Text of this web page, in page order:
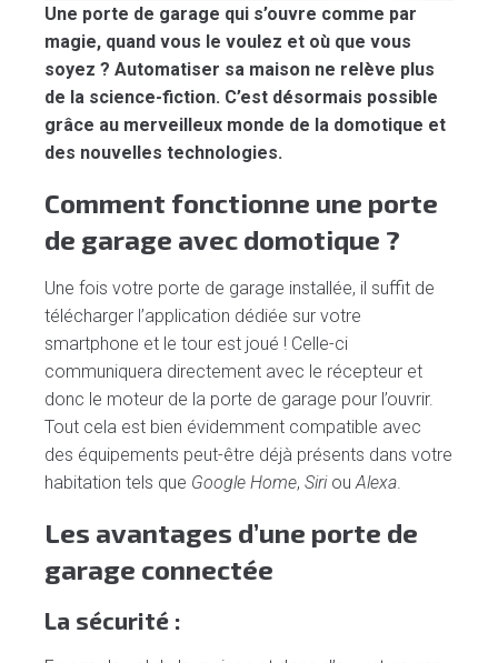
Une porte de garage qui s’ouvre comme par
magie, quand vous le voulez et où que vous
soyez ? Automatiser sa maison ne relève plus
de la science-fiction. C’est désormais possible
grâce au merveilleux monde de la domotique et
des nouvelles technologies.
Comment fonctionne une porte
de garage avec domotique ?
Une fois votre porte de garage installée, il suffit de
télécharger l’application dédiée sur votre
smartphone et le tour est joué ! Celle-ci
communiquera directement avec le récepteur et
donc le moteur de la porte de garage pour l’ouvrir.
Tout cela est bien évidemment compatible avec
des équipements peut-être déjà présents dans votre
habitation tels que Google Home, SiriouAlexa.
Les avantages d’une porte de
garage connectée
La sécurité :